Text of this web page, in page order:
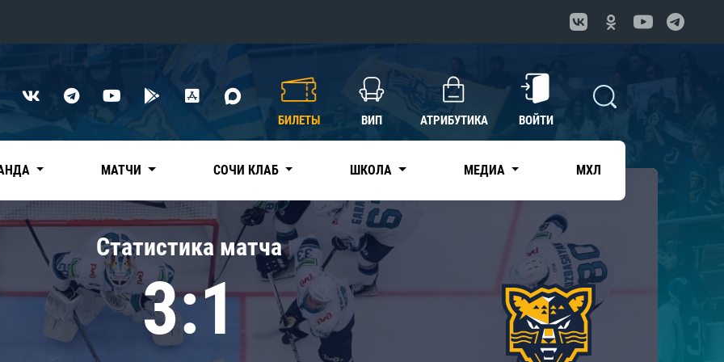
Нефтехимик
Дивизион Чернышева
Авангард
Адмирал
КХЛ
БИЛЕТЫ ВИП АТРИБУТИКА ВОЙТИ
МАТЧИ СОЧИ КЛАБ ШКОЛА МЕДИА МХЛ
Статистика матча
3:1